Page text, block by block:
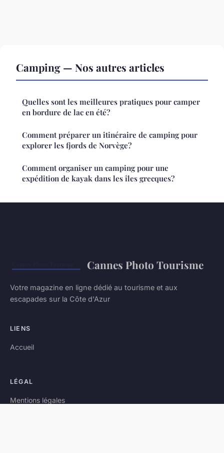
Camping — Nos autres articles
Quelles sont les meilleures pratiques pour camper
en bordure de lac en été?
Comment préparer un itinéraire de camping pour
explorer les fjords de Norvège?
Comment organiser un camping pour une
expédition de kayak dans les îles grecques?
Cannes Photo Tourisme
Votre magazine en ligne dédié au tourisme et aux
escapades sur la Côte d'Azur
LIENS
Accueil
LÉGAL
Mentions légales